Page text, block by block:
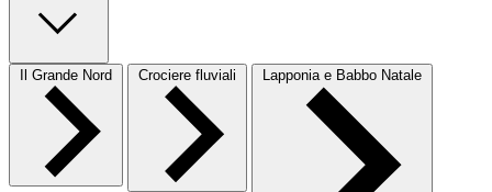
Il Grande Nord Crociere fluviali Lapponia e Babbo Natale